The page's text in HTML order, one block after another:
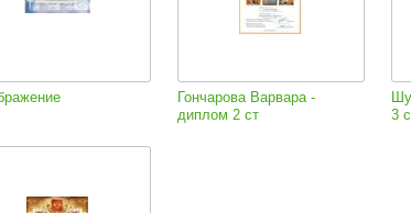
Гончарова Варвара -
диплом 2 ст
3